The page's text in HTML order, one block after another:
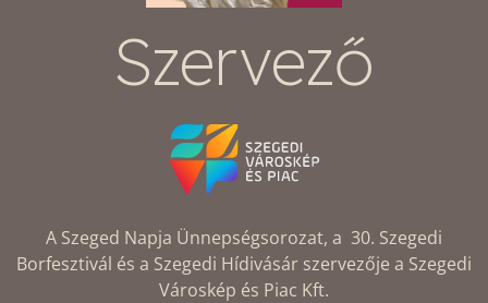
Szervező
A Szeged Napja Ünnepségsorozat, a 30. Szegedi
Borfesztivál és a Szegedi Hídivásár szervezője a Szegedi
Városkép és Piac Kft.